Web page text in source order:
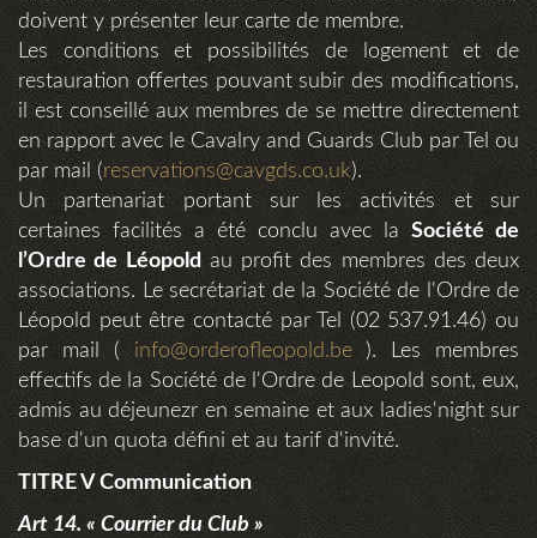
doivent y présenter leur carte de membre.
Les conditions et possibilités de logement et de
restauration offertes pouvant subir des modifications,
il est conseillé aux membres de se mettre directement
en rapport avec le Cavalry and Guards Club par Tel ou
par mail (reservations@cavgds.co.uk).
Un partenariat portant sur les activités et sur
certaines facilités a été conclu avec la Société de
l’Ordre de Léopold au profit des membres des deux
associations. Le secrétariat de la Société de l'Ordre de
Léopold peut être contacté par Tel (02 537.91.46) ou
par mail ( info@orderofleopold.be). Les membres
effectifs de la Société de l'Ordre de Leopold sont, eux,
admis au déjeunezr en semaine et aux ladies'night sur
base d'un quota défini et au tarif d'invité.
TITRE V Communication
Art 14. « Courrier du Club »